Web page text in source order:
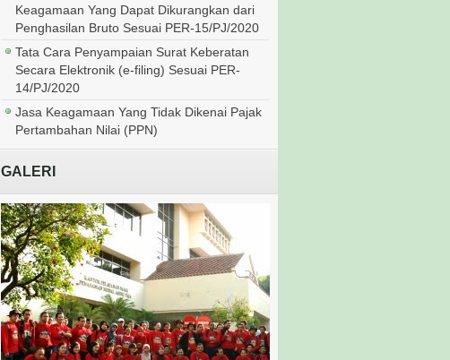
Keagamaan Yang Dapat Dikurangkan dari
Penghasilan Bruto Sesuai PER-15/PJ/2020
Tata Cara Penyampaian Surat Keberatan
Secara Elektronik (e-filing) Sesuai PER-
14/PJ/2020
Jasa Keagamaan Yang Tidak Dikenai Pajak
Pertambahan Nilai (PPN)
GALERI
ICV KPP 415 | Lubana Serpong | 5 Oktober 2013